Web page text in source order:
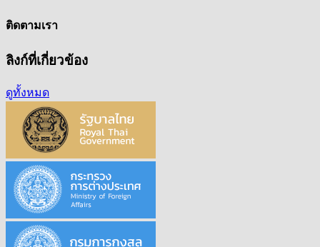
ติดตามเรา
ลิงก์ที่เกี่ยวข้อง
ดูทั้งหมด